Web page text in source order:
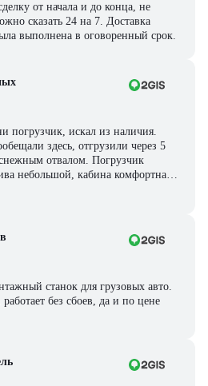
от начала и до конца, не
сказать 24 на 7. Доставка
выполнена в оговоренный срок.
погрузчик, искал из наличия.
здесь, отгрузили через 5
отвалом. Погрузчик
небольшой, кабина комфортная,
станок для грузовых авто.
без сбоев, да и по цене